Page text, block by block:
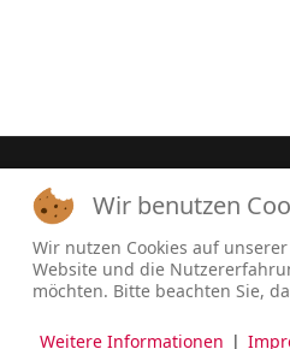
Seite:Home
Magazin - EBM, Industrial, Cold
Dark Techno, Ambient
Wir benutzen
Wir nutzen Cookies auf
Website und die
möchten. Bitte beachten Sie,
Weitere Informationen |